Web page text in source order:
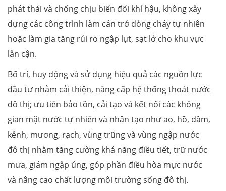
phát thải và chống chịu biến đổi khí hậu, không xây
dựng các công trình làm cản trở dòng chảy tự nhiên
hoặc làm gia tăng rủi ro ngập lụt, sạt lở cho khu vực
lân cận.
Bố trí, huy động và sử dụng hiệu quả các nguồn lực
đầu tư nhằm cải thiện, nâng cấp hệ thống thoát nước
đô thị; ưu tiên bảo tồn, cải tạo và kết nối các không
gian mặt nước tự nhiên và nhân tạo như ao, hồ, đầm,
kênh, mương, rạch, vùng trũng và vùng ngập nước
đô thị nhằm tăng cường khả năng điều tiết, trữ nước
mưa, giảm ngập úng, góp phần điều hòa mực nước
và nâng cao chất lượng môi trường sống đô thị.